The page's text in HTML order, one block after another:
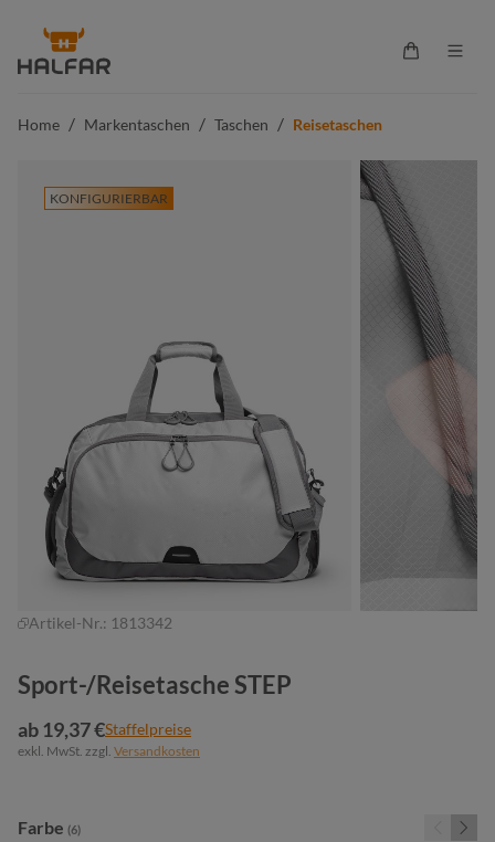
springen
Home / Markentaschen / Taschen / Reisetaschen
KONFIGURIERBAR
Artikel-Nr.: 1813342
Sport-/Reisetasche STEP
ab 19,37 €Staffelpreise
exkl. MwSt. zzgl. Versandkosten
Farbe auswählen
(6)